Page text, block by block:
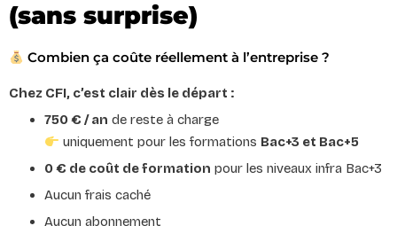
(sans surprise)
Combien ça coûte réellement à l’entreprise ?
Chez CFI, c’est clair dès le départ :
750 € / an de reste à charge
uniquement pour les formations Bac+3 et Bac+5
0 € de coût de formation pour les niveaux infra Bac+3
Aucun frais caché
Aucun abonnement